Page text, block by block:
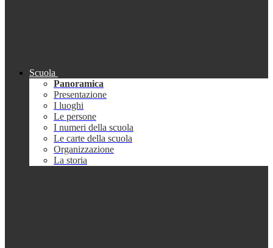
Scuola
Panoramica
Presentazione
I luoghi
Le persone
I numeri della scuola
Le carte della scuola
Organizzazione
La storia